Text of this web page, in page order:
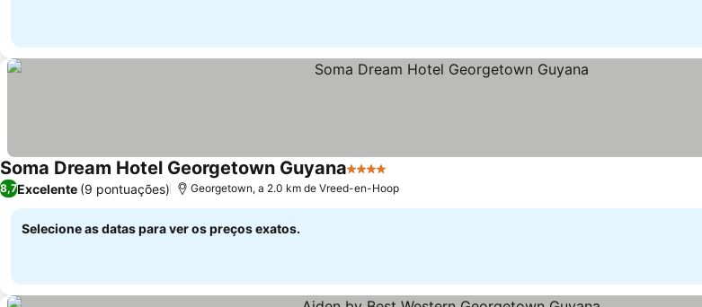
Soma Dream Hotel Georgetown Guyana4 Estrelas
8,7Excelente (9 pontuações) Georgetown, a 2.0 km de Vreed-en-Hoop
Selecione as datas para ver os preços exatos.